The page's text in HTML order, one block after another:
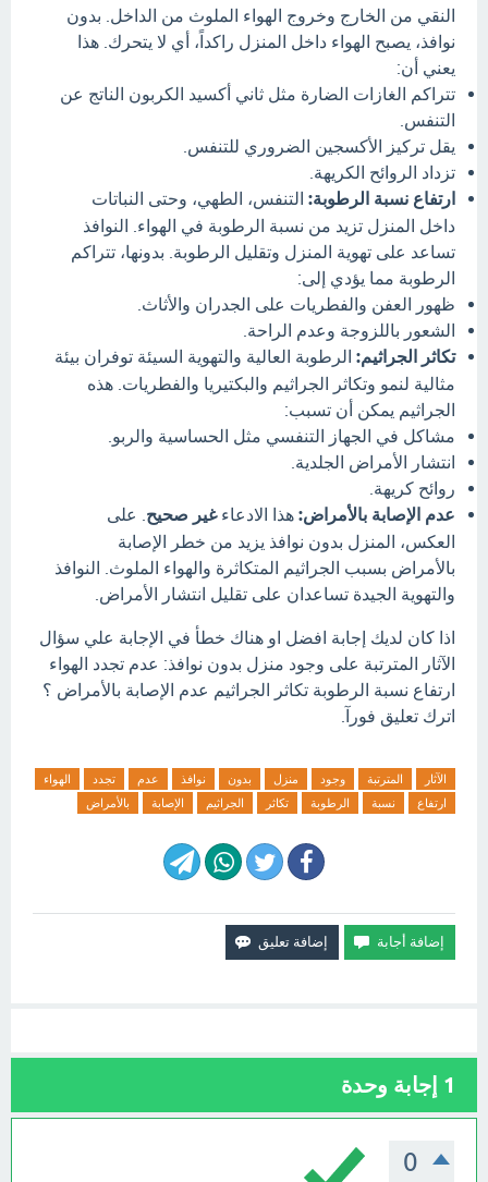
النقي من الخارج وخروج الهواء الملوث من الداخل. بدون
نوافذ، يصبح الهواء داخل المنزل راكداً، أي لا يتحرك. هذا
يعني أن:
تتراكم الغازات الضارة مثل ثاني أكسيد الكربون الناتج عن
التنفس.
يقل تركيز الأكسجين الضروري للتنفس.
تزداد الروائح الكريهة.
ارتفاع نسبة الرطوبة: التنفس، الطهي، وحتى النباتات
داخل المنزل تزيد من نسبة الرطوبة في الهواء. النوافذ
تساعد على تهوية المنزل وتقليل الرطوبة. بدونها، تتراكم
الرطوبة مما يؤدي إلى:
ظهور العفن والفطريات على الجدران والأثاث.
الشعور باللزوجة وعدم الراحة.
تكاثر الجراثيم: الرطوبة العالية والتهوية السيئة توفران بيئة
مثالية لنمو وتكاثر الجراثيم والبكتيريا والفطريات. هذه
الجراثيم يمكن أن تسبب:
مشاكل في الجهاز التنفسي مثل الحساسية والربو.
انتشار الأمراض الجلدية.
روائح كريهة.
عدم الإصابة بالأمراض: هذا الادعاءغير صحيح . على
العكس، المنزل بدون نوافذ يزيد من خطر الإصابة
بالأمراض بسبب الجراثيم المتكاثرة والهواء الملوث. النوافذ
والتهوية الجيدة تساعدان على تقليل انتشار الأمراض.
اذا كان لديك إجابة افضل او هناك خطأ في الإجابة علي سؤال
الآثار المترتبة على وجود منزل بدون نوافذ: عدم تجدد الهواء
ارتفاع نسبة الرطوبة تكاثر الجراثيم عدم الإصابة بالأمراض ؟
اترك تعليق فورآ.
الآثار المترتبة وجود منزل بدون نوافذ عدم تجدد
الهواء
ارتفاع
نسبة الرطوبة تكاثر الجراثيم الإصابة بالأمراض
1 إجابة وحدة
0